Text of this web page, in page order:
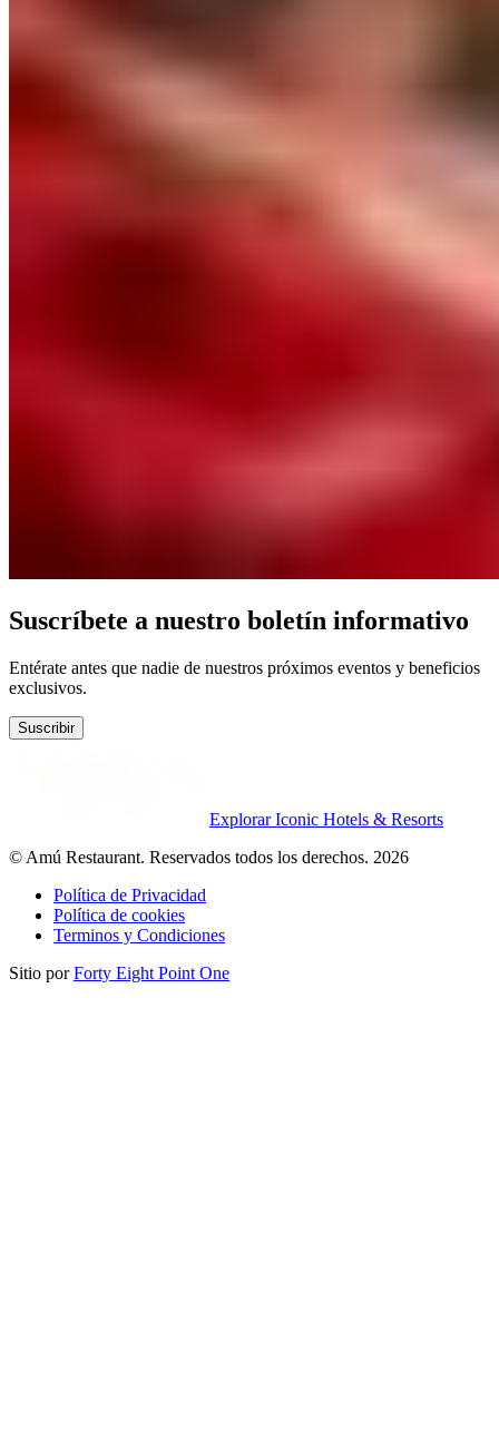
Suscríbete a nuestro boletín informativo
Entérate antes que nadie de nuestros próximos eventos y beneficios
exclusivos.
Suscribir
Explorar Iconic Hotels & Resorts
© Amú Restaurant. Reservados todos los derechos. 2026
Política de Privacidad
Política de cookies
Terminos y Condiciones
Sitio porForty Eight Point One